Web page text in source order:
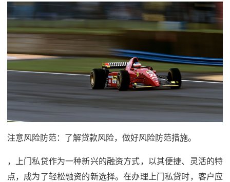
注意风险防范：了解贷款风险，做好风险防范措施。
，上门私贷作为一种新兴的融资方式，以其便捷、灵活的特
点，成为了轻松融资的新选择。在办理上门私贷时，客户应